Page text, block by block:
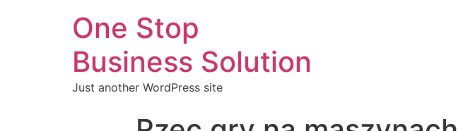
One Stop
Business Solution
Just another WordPress site